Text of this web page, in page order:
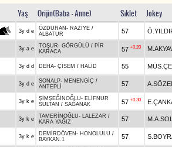
Yaş Orijin(Baba - Anne) Sıklet Jokey
3y d e ÖZDURAN - RAZİYE /
ALBATUR
57
3y a e TOŞUR- GÖRGÜLÜ / PİR
KARACA
57 +0.20
3y d d DEHA- ÇİSEM / HALİD 55
3y d e SONALP- MENENGİÇ /
ANTEPLİ
57
3y k e ŞİMŞEĞİNOĞLU- ELİFNUR
SULTAN / SAĞANAK 57 +0.30
3y k e TAMERİNOĞLU- LALEZAR /
KARA YAĞIZ
57
3y k e DEMİRDÖVEN - HONOLULU /
BAYKAN.1
57